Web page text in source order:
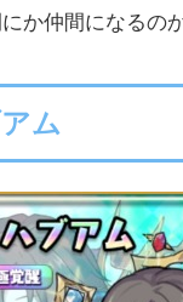
か仲間になるの
ム